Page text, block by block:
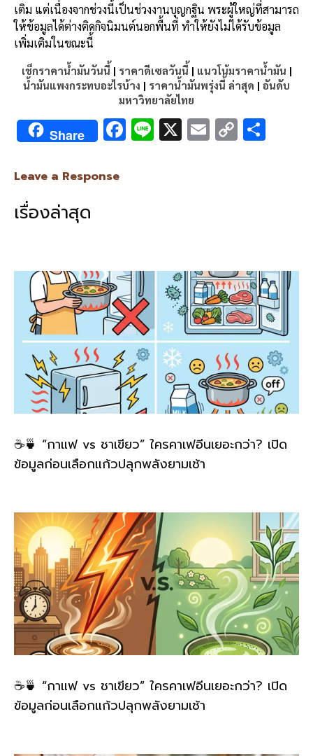
เติม แต่เนื่องจากช่วงนี้เป็นช่วงงานบุญกฐิน พระผู้ใหญ่ที่สามารถ
ให้ข้อมูลได้ต่างติดกิจนิมนต์นอกพื้นที่ ทำให้ยังไม่ได้รับข้อมูล
เพิ่มเติมในขณะนี้
เช็กราคาน้ำมันวันนี้ | ราคาดีเซลวันนี้ | แนวโน้มราคาน้ำมัน |
น้ำมันแพงกระทบอะไรบ้าง | ราคาน้ำมันพรุ่งนี้ ล่าสุด | อันดับ
มหาวิทยาลัยไทย
Share F
k
Li X E C
Leave a Response
เรื่องล่าสุด
☕🍵 “กาแฟ vs ชาเขียว” ใครคาเฟอีนเยอะกว่า? เปิด
ข้อมูลก่อนเลือกแก้วปลุกพลังยามเช้า
☕🍵 “กาแฟ vs ชาเขียว” ใครคาเฟอีนเยอะกว่า? เปิด
ข้อมูลก่อนเลือกแก้วปลุกพลังยามเช้า